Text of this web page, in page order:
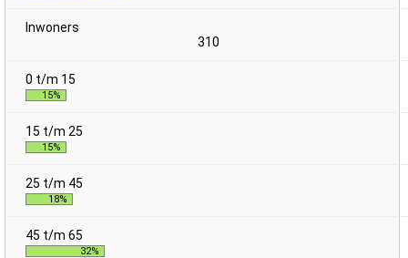
310
15%
15%
18%
32%